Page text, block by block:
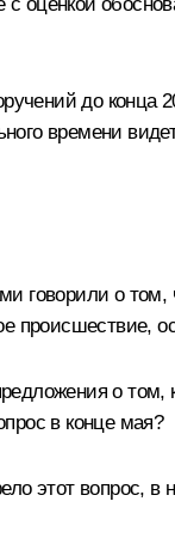
до конца
времени
говорили о
происшествие,
о
в конце мая?
этот вопрос,